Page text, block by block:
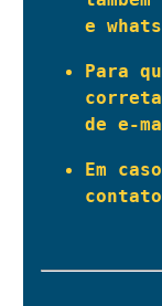
e
Para
de e-
Em